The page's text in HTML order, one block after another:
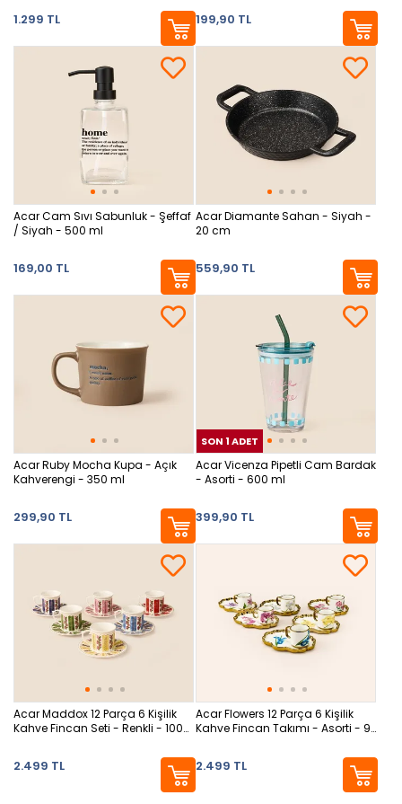
1.299 TL 199,90 TL
Acar Cam Sıvı Sabunluk - Şeffaf
/ Siyah - 500 ml
169,00 TL
Acar Diamante Sahan - Siyah -
20 cm
559,90 TL
Acar Ruby Mocha Kupa - Açık
Kahverengi - 350 ml
299,90 TL
SON 1 ADET
Acar Vicenza Pipetli Cam Bardak
- Asorti - 600 ml
399,90 TL
Acar Maddox 12 Parça 6 Kişilik
Kahve Fincan Seti - Renkli - 100
2.499 TL
Acar Flowers 12 Parça 6 Kişilik
Kahve Fincan Takımı - Asorti - 90
2.499 TL